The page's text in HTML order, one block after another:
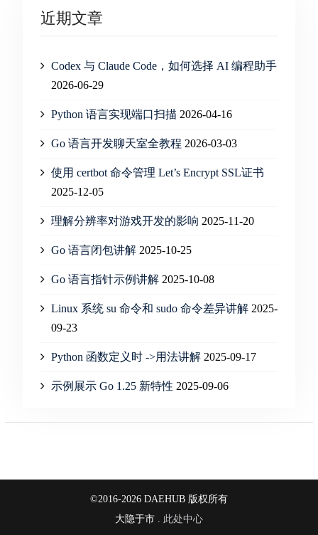
近期文章
Codex 与 Claude Code，如何选择 AI 编程助手
2026-06-29
Python 语言实现端口扫描 2026-04-16
Go 语言开发聊天室全教程 2026-03-03
使用 certbot 命令管理 Let’s Encrypt SSL证书
2025-12-05
理解分辨率对游戏开发的影响 2025-11-20
Go 语言闭包讲解 2025-10-25
Go 语言指针示例讲解 2025-10-08
Linux 系统 su 命令和 sudo 命令差异讲解 2025-
09-23
Python 函数定义时 ->用法讲解 2025-09-17
示例展示 Go 1.25 新特性 2025-09-06
©2016-2026 DAEHUB 版权所有
大隐于市 . 此处中心